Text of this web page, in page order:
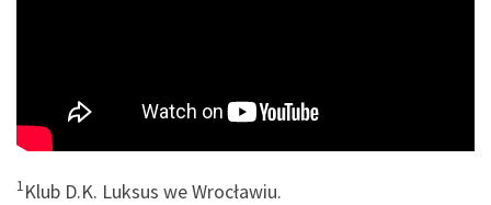
1Klub D.K. Luksus we Wrocławiu.